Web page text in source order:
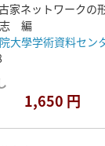
家ネットワークの
志 編
大學学術資料セン
1,650 円